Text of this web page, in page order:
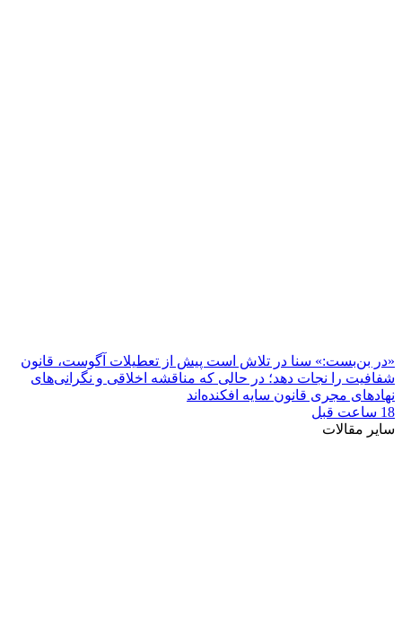
«در بن‌بست:» سنا در تلاش است پیش از تعطیلات آگوست، قانون
شفافیت را نجات دهد؛ در حالی که مناقشه اخلاقی و نگرانی‌های
نهادهای مجری قانون سایه افکنده‌اند
18 ساعت قبل
سایر مقالات